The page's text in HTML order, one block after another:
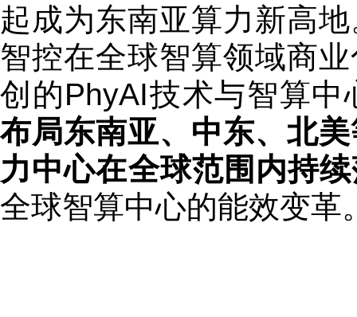
起成为东南亚算力新高
智控在全球智算领域商
创的PhyAI技术与智算
布局东南亚、中东、北
力中心在全球范围内持
全球智算中心的能效变革